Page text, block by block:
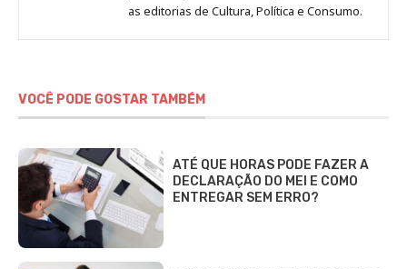
Instagram
Facebook
Mafra
as editorias de Cultura, Política e Consumo.
VOCÊ PODE GOSTAR TAMBÉM
ATÉ QUE HORAS PODE FAZER A
DECLARAÇÃO DO MEI E COMO
ENTREGAR SEM ERRO?